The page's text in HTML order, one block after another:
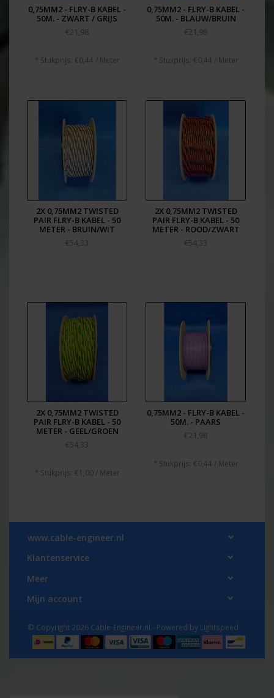
0,75MM2 - FLRY-B KABEL -
50M. - ZWART / GRIJS
€21,98
* Stukprijs: €0,44 / Meter
0,75MM2 - FLRY-B KABEL -
50M. - BLAUW/BRUIN
€21,98
* Stukprijs: €0,44 / Meter
2X 0,75MM2 TWISTED
PAIR FLRY-B KABEL - 50
METER - BRUIN/WIT
€54,33
2X 0,75MM2 TWISTED
PAIR FLRY-B KABEL - 50
METER - ROOD/ZWART
€54,33
2X 0,75MM2 TWISTED
PAIR FLRY-B KABEL - 50
METER - GEEL/GROEN
€54,33
* Stukprijs: €1,00 / Meter
0,75MM2 - FLRY-B KABEL -
50M. - PAARS
€21,98
* Stukprijs: €0,44 / Meter
www.cable-engineer.nl
Klantenservice
Meer
Mijn account
© Copyright 2026 Cable-Engineer.nl - Powered by Lightspeed